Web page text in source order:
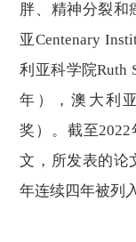
胖、精神分裂和
亚Centenary
利亚科学院Ruth
年 ），澳大利
奖）。截至
文，所发表的论
年连续四年被列